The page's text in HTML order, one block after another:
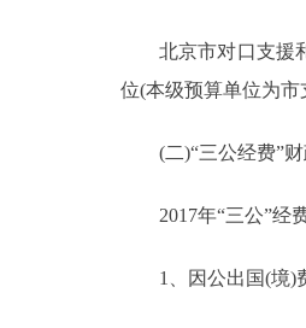
北京市对口支援和
位(本级预算单位为
(二)“三公经费”财
2017年“三公”经费
1、因公出国(境)费